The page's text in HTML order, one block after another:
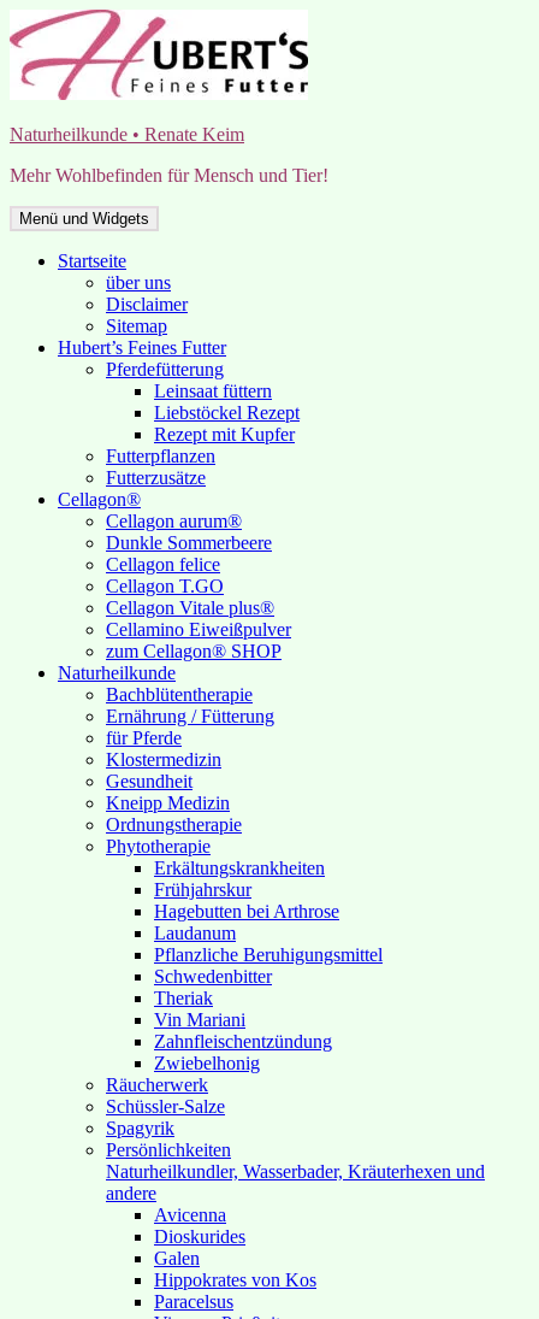
Zum
Inhalt
springen
Naturheilkunde • Renate Keim
Mehr Wohlbefinden für Mensch und Tier!
Menü und Widgets
Startseite
über uns
Disclaimer
Sitemap
Hubert’s Feines Futter
Pferdefütterung
Leinsaat füttern
Liebstöckel Rezept
Rezept mit Kupfer
Futterpflanzen
Futterzusätze
Cellagon®
Cellagon aurum®
Dunkle Sommerbeere
Cellagon felice
Cellagon T.GO
Cellagon Vitale plus®
Cellamino Eiweißpulver
zum Cellagon® SHOP
Naturheilkunde
Bachblütentherapie
Ernährung / Fütterung
für Pferde
Klostermedizin
Gesundheit
Kneipp Medizin
Ordnungstherapie
Phytotherapie
Erkältungskrankheiten
Frühjahrskur
Hagebutten bei Arthrose
Laudanum
Pflanzliche Beruhigungsmittel
Schwedenbitter
Theriak
Vin Mariani
Zahnfleischentzündung
Zwiebelhonig
Räucherwerk
Schüssler-Salze
Spagyrik
Persönlichkeiten
Naturheilkundler, Wasserbader, Kräuterhexen und
andere
Avicenna
Dioskurides
Galen
Hippokrates von Kos
Paracelsus